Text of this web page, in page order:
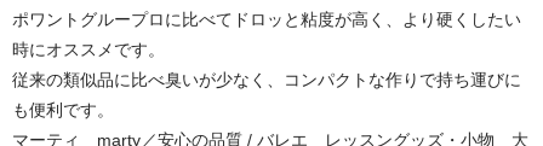
ポワントグループロに比べてドロッと粘度が高く、より硬くしたい
時にオススメです。
従来の類似品に比べ臭いが少なく、コンパクトな作りで持ち運びに
も便利です。
マーティ marty／安心の品質 / バレエ レッスングッズ・小物 大